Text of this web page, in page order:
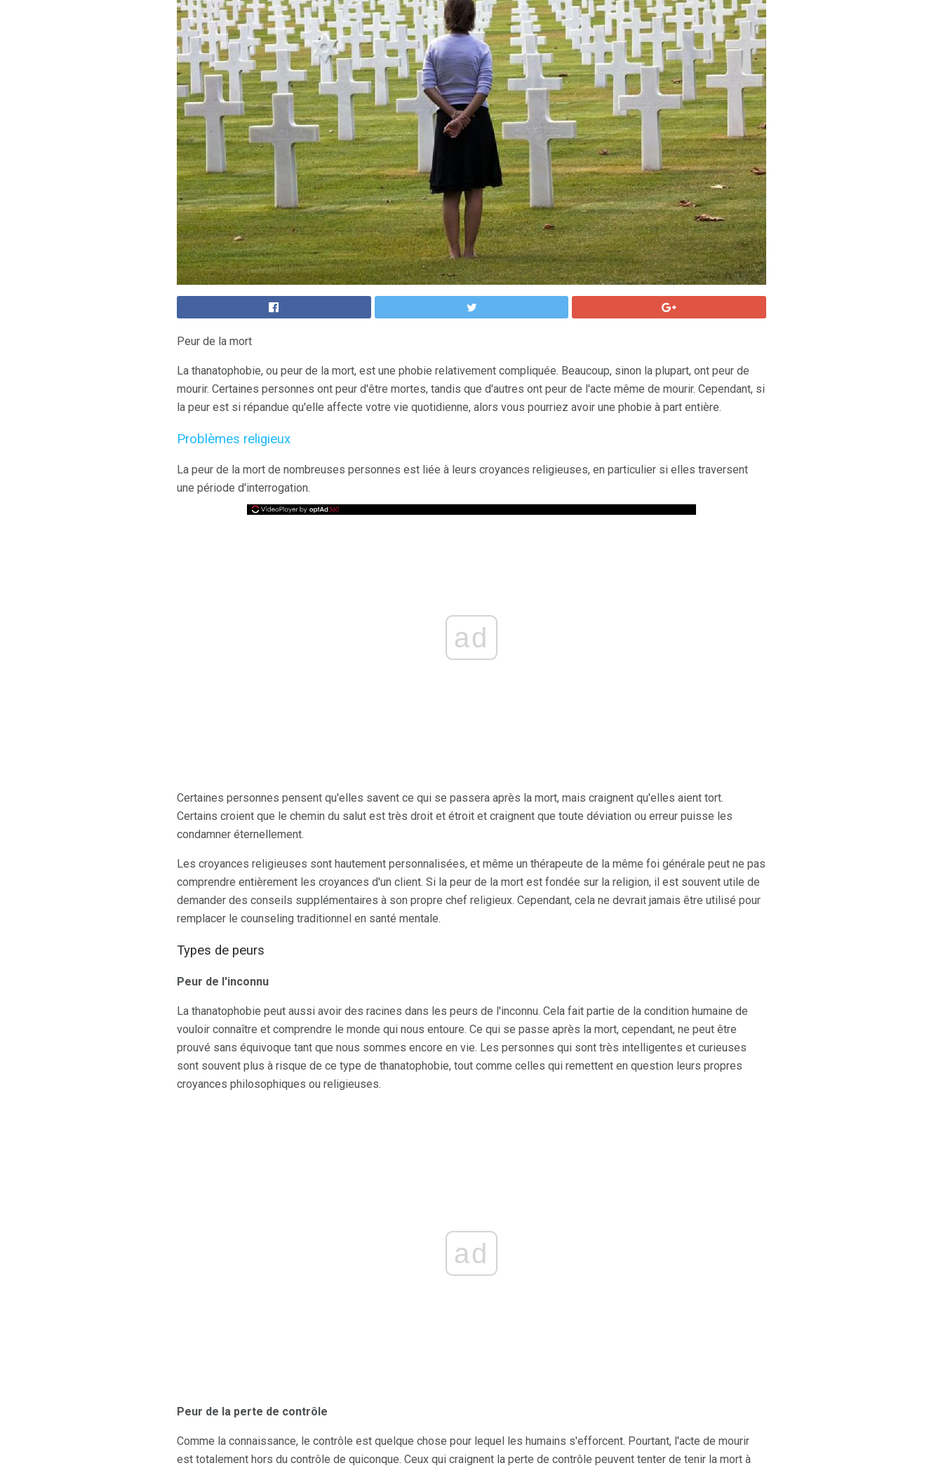
Peur de la mort
La thanatophobie, ou peur de la mort, est une phobie relativement compliquée. Beaucoup, sinon la plupart, ont peur de
mourir. Certaines personnes ont peur d'être mortes, tandis que d'autres ont peur de l'acte même de mourir. Cependant, si
la peur est si répandue qu'elle affecte votre vie quotidienne, alors vous pourriez avoir une phobie à part entière.
Problèmes religieux
La peur de la mort de nombreuses personnes est liée à leurs croyances religieuses, en particulier si elles traversent
une période d'interrogation.
ad
Certaines personnes pensent qu'elles savent ce qui se passera après la mort, mais craignent qu'elles aient tort.
Certains croient que le chemin du salut est très droit et étroit et craignent que toute déviation ou erreur puisse les
condamner éternellement.
Les croyances religieuses sont hautement personnalisées, et même un thérapeute de la même foi générale peut ne pas
comprendre entièrement les croyances d'un client. Si la peur de la mort est fondée sur la religion, il est souvent utile de
demander des conseils supplémentaires à son propre chef religieux. Cependant, cela ne devrait jamais être utilisé pour
remplacer le counseling traditionnel en santé mentale.
Types de peurs
Peur de l'inconnu
La thanatophobie peut aussi avoir des racines dans les peurs de l'inconnu. Cela fait partie de la condition humaine de
vouloir connaître et comprendre le monde qui nous entoure. Ce qui se passe après la mort, cependant, ne peut être
prouvé sans équivoque tant que nous sommes encore en vie. Les personnes qui sont très intelligentes et curieuses
sont souvent plus à risque de ce type de thanatophobie, tout comme celles qui remettent en question leurs propres
croyances philosophiques ou religieuses.
ad
Peur de la perte de contrôle
Comme la connaissance, le contrôle est quelque chose pour lequel les humains s'efforcent. Pourtant, l'acte de mourir
est totalement hors du contrôle de quiconque. Ceux qui craignent la perte de contrôle peuvent tenter de tenir la mort à